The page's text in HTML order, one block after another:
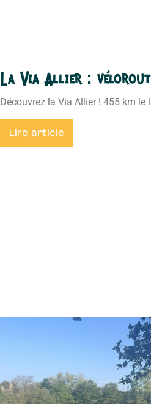
La Via Allier :
Découvrez la Via Allier ! 455 km
Lire article